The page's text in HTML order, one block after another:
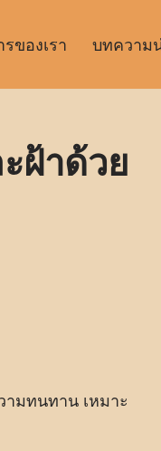
ของเรา บทความ
ฝ้าด้วย
มทนทาน เหมาะ